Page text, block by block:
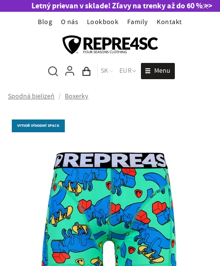
Letný prievan v sklade! Zľavy na trenky až do 60 % >>
Blog O nás Lookbook Family Kontakt
Obsah košíka
SK EUR Menu
Spodná bielizeň / Boxerky
VYTVOŘ VÝHODNÝ 3PACK